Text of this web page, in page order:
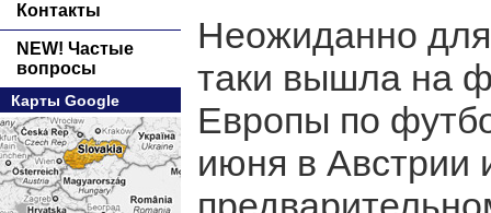
Контакты
NEW! Частые
вопросы
Карты Google
Неожиданно для
таки вышла на
Европы по
июня в Австрии